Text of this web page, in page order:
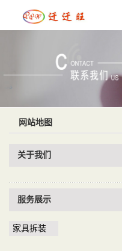
网站地图
关于我们
服务展示
家具拆装